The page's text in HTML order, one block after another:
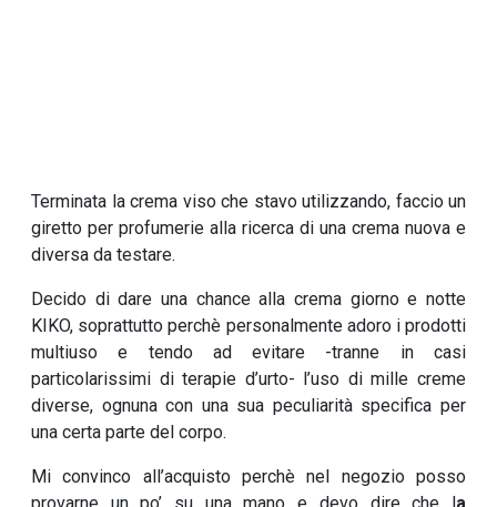
Terminata la crema viso che stavo utilizzando, faccio un
giretto per profumerie alla ricerca di una crema nuova e
diversa da testare.
Decido di dare una chance alla crema giorno e notte
KIKO, soprattutto perchè personalmente adoro i prodotti
multiuso e tendo ad evitare -tranne in casi
particolarissimi di terapie d’urto- l’uso di mille creme
diverse, ognuna con una sua peculiarità specifica per
una certa parte del corpo.
Mi convinco all’acquisto perchè nel negozio posso